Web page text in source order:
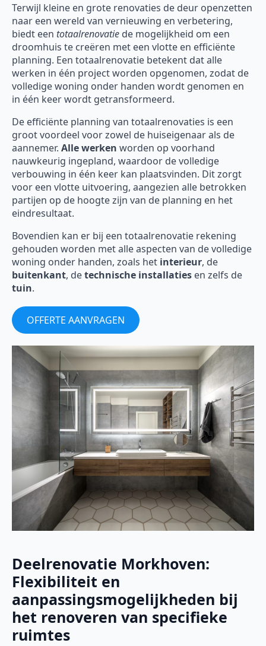
Terwijl kleine en grote renovaties de deur openzetten
naar een wereld van vernieuwing en verbetering,
biedt een totaalrenovatie de mogelijkheid om een
droomhuis te creëren met een vlotte en efficiënte
planning. Een totaalrenovatie betekent dat alle
werken in één project worden opgenomen, zodat de
volledige woning onder handen wordt genomen en
in één keer wordt getransformeerd.
De efficiënte planning van totaalrenovaties is een
groot voordeel voor zowel de huiseigenaar als de
aannemer. Alle werken worden op voorhand
nauwkeurig ingepland, waardoor de volledige
verbouwing in één keer kan plaatsvinden. Dit zorgt
voor een vlotte uitvoering, aangezien alle betrokken
partijen op de hoogte zijn van de planning en het
eindresultaat.
Bovendien kan er bij een totaalrenovatie rekening
gehouden worden met alle aspecten van de volledige
woning onder handen, zoals het interieur, de
buitenkant, detechnische installaties en zelfs de
tuin.
OFFERTE AANVRAGEN
Deelrenovatie Morkhoven:
Flexibiliteit en
aanpassingsmogelijkheden bij
het renoveren van specifieke
ruimtes